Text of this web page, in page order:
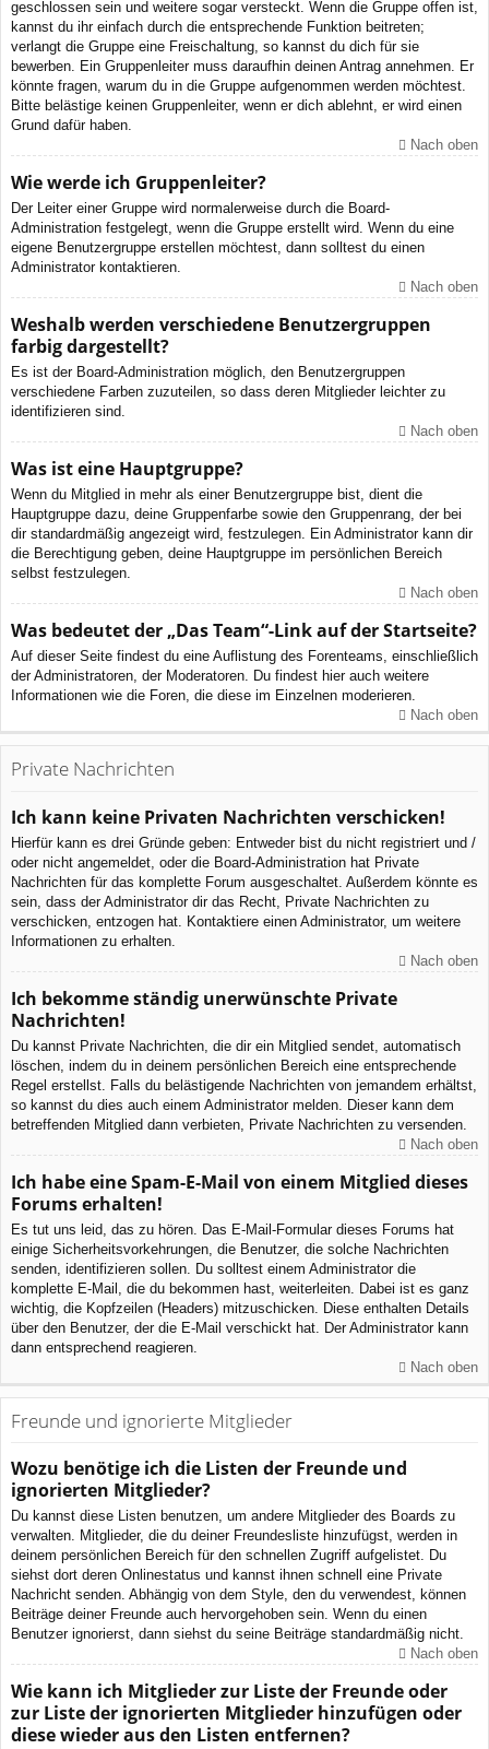
geschlossen sein und weitere sogar versteckt. Wenn die Gruppe offen ist,
kannst du ihr einfach durch die entsprechende Funktion beitreten;
verlangt die Gruppe eine Freischaltung, so kannst du dich für sie
bewerben. Ein Gruppenleiter muss daraufhin deinen Antrag annehmen. Er
könnte fragen, warum du in die Gruppe aufgenommen werden möchtest.
Bitte belästige keinen Gruppenleiter, wenn er dich ablehnt, er wird einen
Grund dafür haben.
Nach oben
Wie werde ich Gruppenleiter?
Der Leiter einer Gruppe wird normalerweise durch die Board-
Administration festgelegt, wenn die Gruppe erstellt wird. Wenn du eine
eigene Benutzergruppe erstellen möchtest, dann solltest du einen
Administrator kontaktieren.
Nach oben
Weshalb werden verschiedene Benutzergruppen
farbig dargestellt?
Es ist der Board-Administration möglich, den Benutzergruppen
verschiedene Farben zuzuteilen, so dass deren Mitglieder leichter zu
identifizieren sind.
Nach oben
Was ist eine Hauptgruppe?
Wenn du Mitglied in mehr als einer Benutzergruppe bist, dient die
Hauptgruppe dazu, deine Gruppenfarbe sowie den Gruppenrang, der bei
dir standardmäßig angezeigt wird, festzulegen. Ein Administrator kann dir
die Berechtigung geben, deine Hauptgruppe im persönlichen Bereich
selbst festzulegen.
Nach oben
Was bedeutet der „Das Team“-Link auf der Startseite?
Auf dieser Seite findest du eine Auflistung des Forenteams, einschließlich
der Administratoren, der Moderatoren. Du findest hier auch weitere
Informationen wie die Foren, die diese im Einzelnen moderieren.
Nach oben
Private Nachrichten
Ich kann keine Privaten Nachrichten verschicken!
Hierfür kann es drei Gründe geben: Entweder bist du nicht registriert und /
oder nicht angemeldet, oder die Board-Administration hat Private
Nachrichten für das komplette Forum ausgeschaltet. Außerdem könnte es
sein, dass der Administrator dir das Recht, Private Nachrichten zu
verschicken, entzogen hat. Kontaktiere einen Administrator, um weitere
Informationen zu erhalten.
Nach oben
Ich bekomme ständig unerwünschte Private
Nachrichten!
Du kannst Private Nachrichten, die dir ein Mitglied sendet, automatisch
löschen, indem du in deinem persönlichen Bereich eine entsprechende
Regel erstellst. Falls du belästigende Nachrichten von jemandem erhältst,
so kannst du dies auch einem Administrator melden. Dieser kann dem
betreffenden Mitglied dann verbieten, Private Nachrichten zu versenden.
Nach oben
Ich habe eine Spam-E-Mail von einem Mitglied dieses
Forums erhalten!
Es tut uns leid, das zu hören. Das E-Mail-Formular dieses Forums hat
einige Sicherheitsvorkehrungen, die Benutzer, die solche Nachrichten
senden, identifizieren sollen. Du solltest einem Administrator die
komplette E-Mail, die du bekommen hast, weiterleiten. Dabei ist es ganz
wichtig, die Kopfzeilen (Headers) mitzuschicken. Diese enthalten Details
über den Benutzer, der die E-Mail verschickt hat. Der Administrator kann
dann entsprechend reagieren.
Nach oben
Freunde und ignorierte Mitglieder
Wozu benötige ich die Listen der Freunde und
ignorierten Mitglieder?
Du kannst diese Listen benutzen, um andere Mitglieder des Boards zu
verwalten. Mitglieder, die du deiner Freundesliste hinzufügst, werden in
deinem persönlichen Bereich für den schnellen Zugriff aufgelistet. Du
siehst dort deren Onlinestatus und kannst ihnen schnell eine Private
Nachricht senden. Abhängig von dem Style, den du verwendest, können
Beiträge deiner Freunde auch hervorgehoben sein. Wenn du einen
Benutzer ignorierst, dann siehst du seine Beiträge standardmäßig nicht.
Nach oben
Wie kann ich Mitglieder zur Liste der Freunde oder
zur Liste der ignorierten Mitglieder hinzufügen oder
diese wieder aus den Listen entfernen?